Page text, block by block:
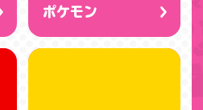
ポケモン